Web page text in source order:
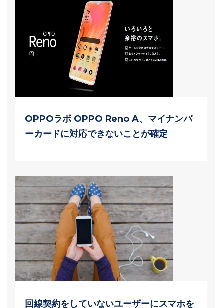
OPPOラボ OPPO Reno A、マイナンバ
ーカードに対応できないことが確定
回線契約をしていないユーザーにスマホを